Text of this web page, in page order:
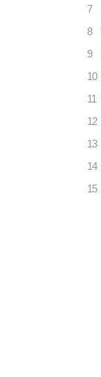
7
8
9
10
11
12
13
14
15